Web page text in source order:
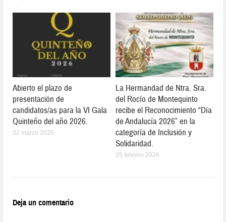
Abierto el plazo de
presentación de
candidatos/as para la VI Gala
Quinteño del año 2026.
02 marzo 2026
La Hermandad de Ntra. Sra.
del Rocío de Montequinto
recibe el Reconocimiento “Día
de Andalucía 2026” en la
categoría de Inclusión y
Solidaridad.
25 febrero 2026
Deja un comentario